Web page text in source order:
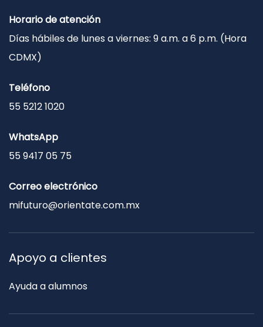
Horario de atención
Días hábiles de lunes a viernes: 9 a.m. a 6 p.m. (Hora
CDMX)
Teléfono
55 5212 1020
WhatsApp
55 9417 05 75
Correo electrónico
mifuturo@orientate.com.mx
Apoyo a clientes
Ayuda a alumnos